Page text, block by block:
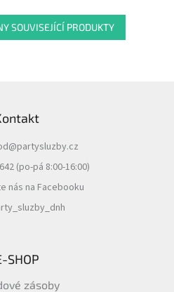
SOUVISEJÍCÍ PRODUKTY
@partysluzby.cz
(po-pá 8:00-16:00)
nás na Facebooku
SHOP
zásoby